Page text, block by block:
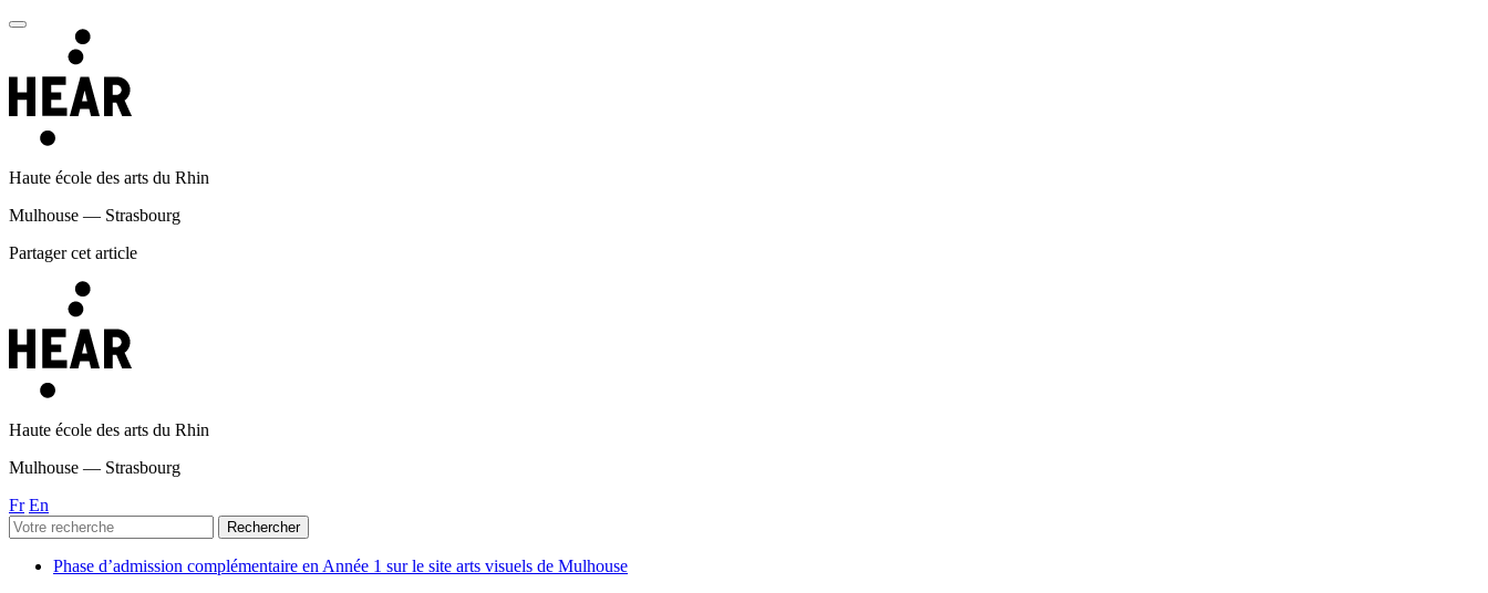
Haute école des arts du Rhin
Mulhouse — Strasbourg
Partager cet article
Haute école des arts du Rhin
Mulhouse — Strasbourg
Fr En
Phase d’admission complémentaire en Année 1 sur le site arts visuels de Mulhouse